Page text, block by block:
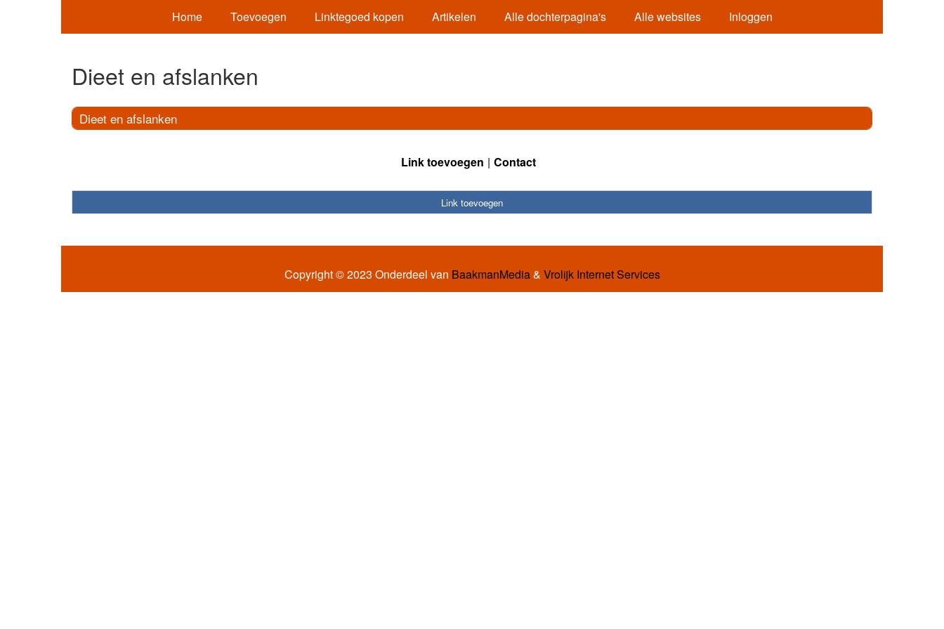
Home Toevoegen Linktegoed kopen Artikelen Alle dochterpagina's Alle websites Inloggen
Dieet en afslanken
Dieet en afslanken
Link toevoegen Contact
Link toevoegen
Copyright © 2023 Onderdeel van BaakmanMedia& Vrolijk Internet Services